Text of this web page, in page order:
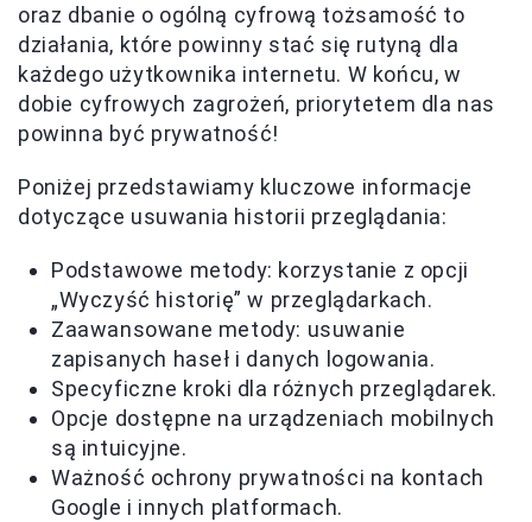
oraz dbanie o ogólną cyfrową tożsamość to
działania, które powinny stać się rutyną dla
każdego użytkownika internetu. W końcu, w
dobie cyfrowych zagrożeń, priorytetem dla nas
powinna być prywatność!
Poniżej przedstawiamy kluczowe informacje
dotyczące usuwania historii przeglądania:
Podstawowe metody: korzystanie z opcji
„Wyczyść historię” w przeglądarkach.
Zaawansowane metody: usuwanie
zapisanych haseł i danych logowania.
Specyficzne kroki dla różnych przeglądarek.
Opcje dostępne na urządzeniach mobilnych
są intuicyjne.
Ważność ochrony prywatności na kontach
Google i innych platformach.